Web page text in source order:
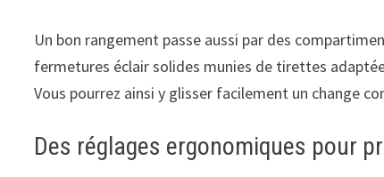
Un bon rangement passe aussi par des
fermetures éclair solides munies de tirettes
Vous pourrez ainsi y glisser facilement un change
Des réglages ergonomiques pour